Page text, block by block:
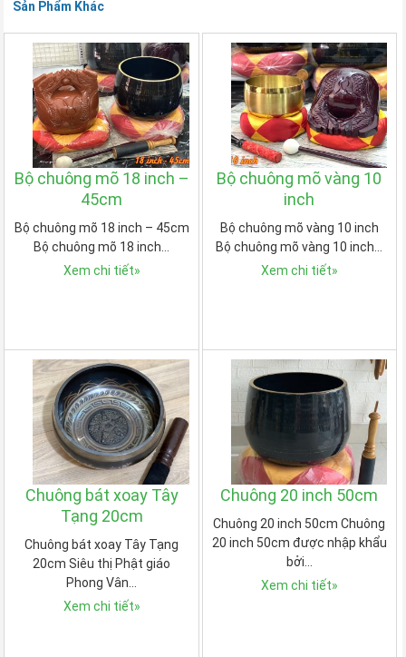
Sản Phẩm Khác
Bộ chuông mõ 18 inch –
45cm
Bộ chuông mõ 18 inch – 45cm
Bộ chuông mõ 18 inch…
Xem chi tiết»
Bộ chuông mõ vàng 10
inch
Bộ chuông mõ vàng 10 inch
Bộ chuông mõ vàng 10 inch…
Xem chi tiết»
Chuông bát xoay Tây
Tạng 20cm
Chuông bát xoay Tây Tạng
20cm Siêu thị Phật giáo
Phong Vân…
Xem chi tiết»
Chuông 20 inch 50cm
Chuông 20 inch 50cm Chuông
20 inch 50cm được nhập khẩu
bởi…
Xem chi tiết»